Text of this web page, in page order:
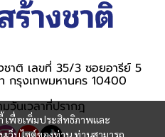
เพื่อเพิ่มประสิทธิภาพและ
ว็บไซต์ของท่าน ท่านสามารถ
ชาติ เลขที่ 35/3 ซอยอารีย์ 5
กรุงเทพมหานคร 10400
วันเวลาที่ปรากฎ